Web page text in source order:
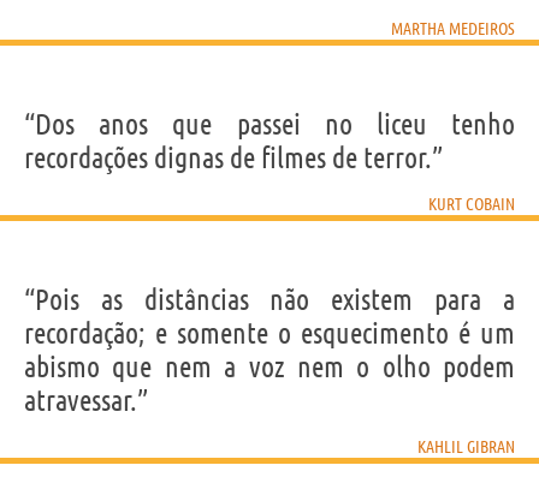
MARTHA MEDEIROS
“Dos anos que passei no liceu tenho
recordações dignas de filmes de terror.”
KURT COBAIN
“Pois as distâncias não existem para a
recordação; e somente o esquecimento é um
abismo que nem a voz nem o olho podem
atravessar.”
KAHLIL GIBRAN